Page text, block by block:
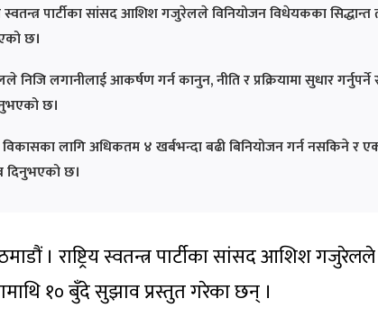
स्वतन्त्र पार्टीका सांसद आशिश गजुरेलले विनियोजन विधेयकका
छ।
निजि लगानीलाई आकर्षण गर्न कानुन, नीति र प्रक्रियामा सुधार
छ।
लागि अधिकतम ४ खर्बभन्दा बढी बिनियोजन गर्न नसकिने र एक
दिनुभएको छ।
। राष्ट्रिय स्वतन्त्र पार्टीका सांसद आशिश
१० बुँदे सुझाव प्रस्तुत गरेका छन् ।